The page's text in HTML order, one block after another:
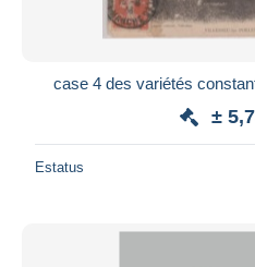
case 4 des variétés
±
Estatus